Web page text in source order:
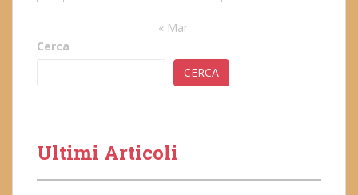
« Mar
Cerca
CERCA
Ultimi Articoli